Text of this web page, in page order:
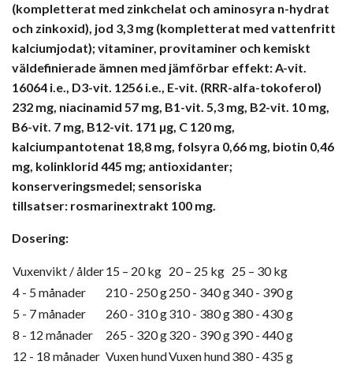
(kompletterat med zinkchelat och aminosyra n-hydrat
och zinkoxid), jod 3,3 mg (kompletterat med vattenfritt
kalciumjodat); vitaminer, provitaminer och kemiskt
väldefinierade ämnen med jämförbar effekt:A-vit.
16064 i.e., D3-vit. 1256 i.e., E-vit. (RRR-alfa-tokoferol)
232 mg, niacinamid 57 mg, B1-vit. 5,3 mg, B2-vit. 10 mg,
B6-vit. 7 mg, B12-vit. 171 µg, C 120 mg,
kalciumpantotenat 18,8 mg, folsyra 0,66 mg, biotin 0,46
mg, kolinklorid 445 mg; antioxidanter;
konserveringsmedel; sensoriska
tillsatser: rosmarinextrakt 100 mg.
Dosering:
Vuxenvikt / ålder15 – 20 kg 20 – 25 kg 25 – 30 kg
4 - 5 månader
210 - 250 g250 - 340 g340 - 390 g
5 - 7 månader
260 - 310 g310 - 380 g380 - 430 g
8 - 12 månader
265 - 320 g320 - 390 g390 - 440 g
12 - 18 månader Vuxen hundVuxen hund380 - 435 g